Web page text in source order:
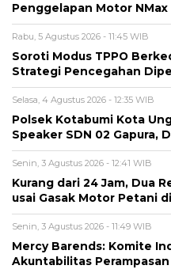
Penggelapan Motor
Rabu, 5 Agustus 2026 - 11:45 WIB
Soroti Modus TPPO
Strategi Pencegahan
Selasa, 4 Agustus 2026 - 12:35 WIB
Polsek Kotabumi Kota
Speaker SDN 02 Gapura,
Senin, 3 Agustus 2026 - 12:41 WIB
Kurang dari 24 Jam, Dua
usai Gasak Motor Petani
Senin, 3 Agustus 2026 - 11:49 WIB
Mercy Barends: Komite
Akuntabilitas